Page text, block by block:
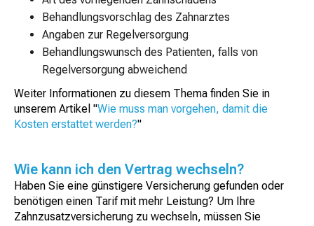
Behandlungsvorschlag des Zahnarztes
Angaben zur Regelversorgung
Behandlungswunsch des Patienten, falls von
Regelversorgung abweichend
Weiter Informationen zu diesem Thema finden Sie in
unserem Artikel "Wie muss man vorgehen, damit die
Kosten erstattet werden?"
Wie kann ich den Vertrag wechseln?
Haben Sie eine günstigere Versicherung gefunden oder
benötigen einen Tarif mit mehr Leistung? Um Ihre
Zahnzusatzversicherung zu wechseln, müssen Sie